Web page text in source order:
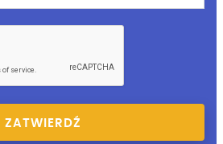
ZATWIERDŹ